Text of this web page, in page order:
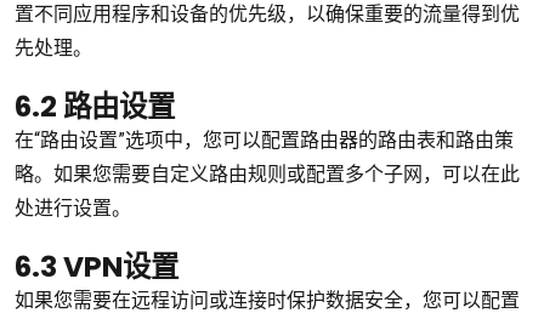
置不同应用程序和设备的优先级，以确保重要的流量得到优
先处理。
6.2 路由设置
在“路由设置”选项中，您可以配置路由器的路由表和路由策
略。如果您需要自定义路由规则或配置多个子网，可以在此
处进行设置。
6.3 VPN设置
如果您需要在远程访问或连接时保护数据安全，您可以配置